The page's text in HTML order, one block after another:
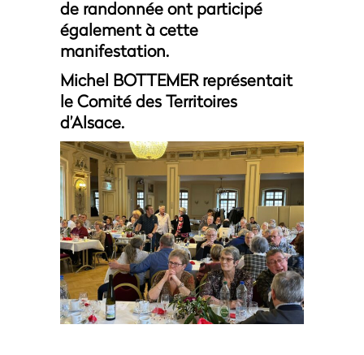
de randonnée ont participé
également à cette
manifestation.
Michel BOTTEMER représentait
le Comité des Territoires
d’Alsace.